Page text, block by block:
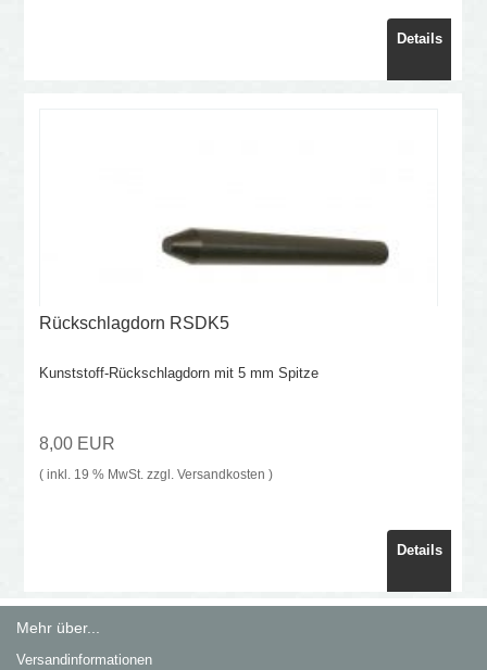
Details
Rückschlagdorn RSDK5
Kunststoff-Rückschlagdorn mit 5 mm Spitze
8,00 EUR
( inkl. 19 % MwSt. zzgl. Versandkosten )
Details
Mehr über...
Versandinformationen